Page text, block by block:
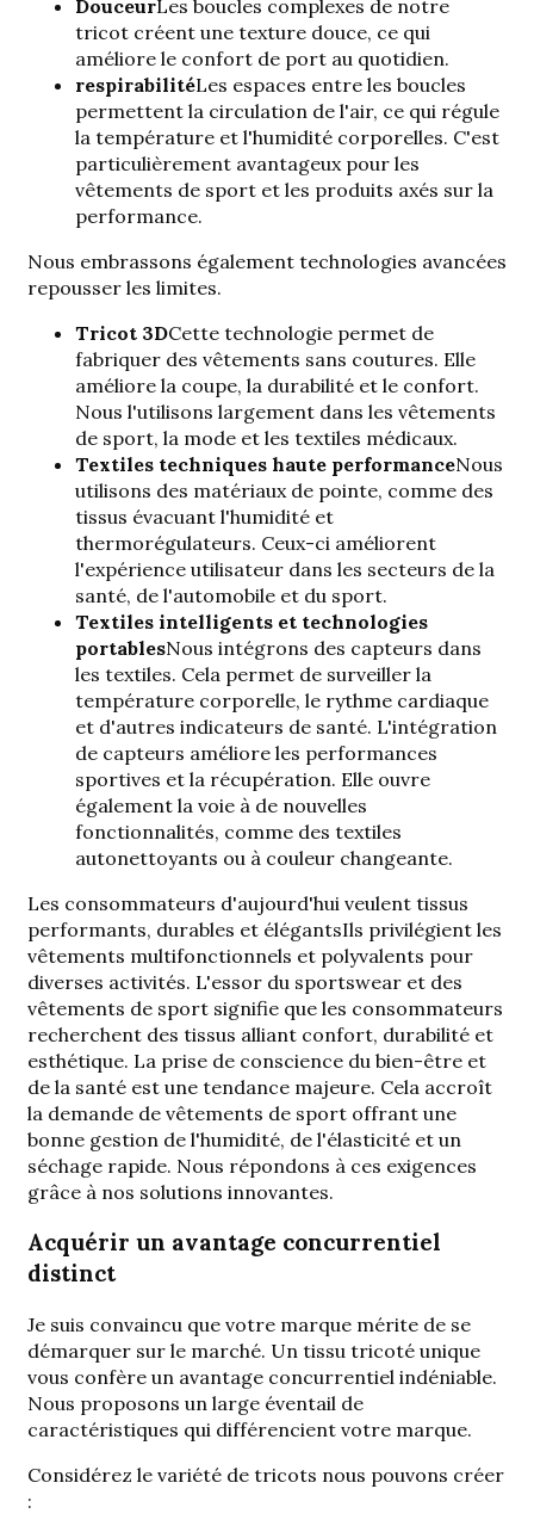
DouceurLes boucles complexes de notre
tricot créent une texture douce, ce qui
améliore le confort de port au quotidien.
respirabilitéLes espaces entre les boucles
permettent la circulation de l'air, ce qui régule
la température et l'humidité corporelles. C'est
particulièrement avantageux pour les
vêtements de sport et les produits axés sur la
performance.
Nous embrassons également technologies avancées
repousser les limites.
Tricot 3DCette technologie permet de
fabriquer des vêtements sans coutures. Elle
améliore la coupe, la durabilité et le confort.
Nous l'utilisons largement dans les vêtements
de sport, la mode et les textiles médicaux.
Textiles techniques haute performanceNous
utilisons des matériaux de pointe, comme des
tissus évacuant l'humidité et
thermorégulateurs. Ceux-ci améliorent
l'expérience utilisateur dans les secteurs de la
santé, de l'automobile et du sport.
Textiles intelligents et technologies
portablesNous intégrons des capteurs dans
les textiles. Cela permet de surveiller la
température corporelle, le rythme cardiaque
et d'autres indicateurs de santé. L'intégration
de capteurs améliore les performances
sportives et la récupération. Elle ouvre
également la voie à de nouvelles
fonctionnalités, comme des textiles
autonettoyants ou à couleur changeante.
Les consommateurs d'aujourd'hui veulent tissus
performants, durables et élégantsIls privilégient les
vêtements multifonctionnels et polyvalents pour
diverses activités. L'essor du sportswear et des
vêtements de sport signifie que les consommateurs
recherchent des tissus alliant confort, durabilité et
esthétique. La prise de conscience du bien-être et
de la santé est une tendance majeure. Cela accroît
la demande de vêtements de sport offrant une
bonne gestion de l'humidité, de l'élasticité et un
séchage rapide. Nous répondons à ces exigences
grâce à nos solutions innovantes.
Acquérir un avantage concurrentiel
distinct
Je suis convaincu que votre marque mérite de se
démarquer sur le marché. Un tissu tricoté unique
vous confère un avantage concurrentiel indéniable.
Nous proposons un large éventail de
caractéristiques qui différencient votre marque.
Considérez le variété de tricots nous pouvons créer
: